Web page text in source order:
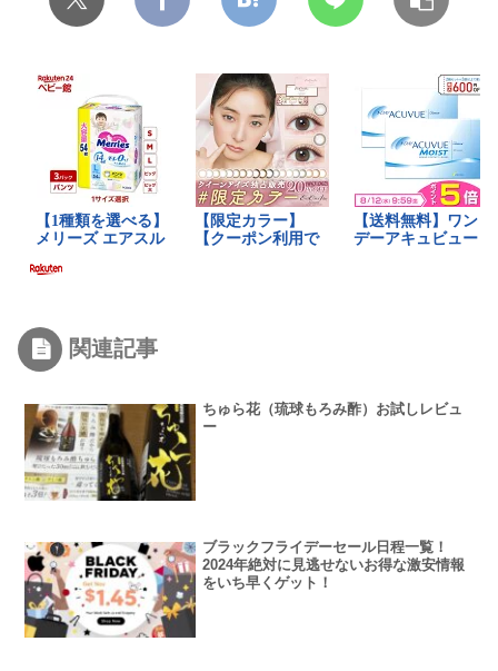
関連記事
ちゅら花（琉球もろみ酢）お試しレビュ
ー
ブラックフライデーセール日程一覧！
2024年絶対に見逃せないお得な激安情報
をいち早くゲット！